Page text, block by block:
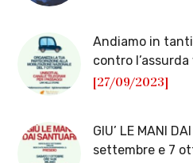
Andiamo in
contro
[27/09/2023]
GIU’ LE MANI
settembre e 7